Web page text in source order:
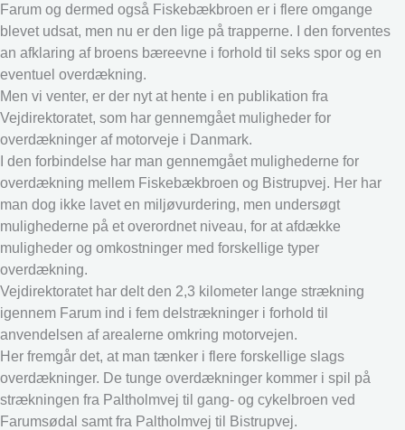
Farum og dermed også Fiskebækbroen er i flere omgange
blevet udsat, men nu er den lige på trapperne. I den forventes
an afklaring af broens bæreevne i forhold til seks spor og en
eventuel overdækning.
Men vi venter, er der nyt at hente i en publikation fra
Vejdirektoratet, som har gennemgået muligheder for
overdækninger af motorveje i Danmark.
I den forbindelse har man gennemgået mulighederne for
overdækning mellem Fiskebækbroen og Bistrupvej. Her har
man dog ikke lavet en miljøvurdering, men undersøgt
mulighederne på et overordnet niveau, for at afdække
muligheder og omkostninger med forskellige typer
overdækning.
Vejdirektoratet har delt den 2,3 kilometer lange strækning
igennem Farum ind i fem delstrækninger i forhold til
anvendelsen af arealerne omkring motorvejen.
Her fremgår det, at man tænker i flere forskellige slags
overdækninger. De tunge overdækninger kommer i spil på
strækningen fra Paltholmvej til gang- og cykelbroen ved
Farumsødal samt fra Paltholmvej til Bistrupvej.